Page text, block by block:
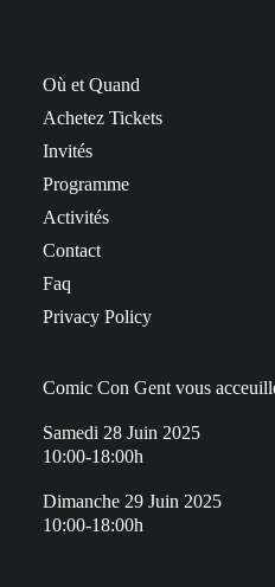
Où et Quand
Achetez Tickets
Invités
Programme
Activités
Contact
Faq
Privacy Policy
Comic Con Gent vous
Samedi 28 Juin 2025
10:00-18:00h
Dimanche 29 Juin 2025
10:00-18:00h